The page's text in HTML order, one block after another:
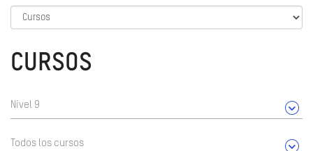
CURSOS
Nivel 9
Todos los cursos